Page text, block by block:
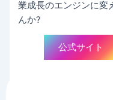
業成長のエンジンに変
んか?
公式サイト